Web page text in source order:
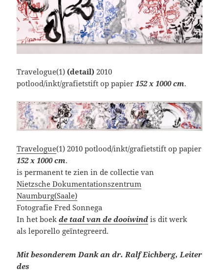
Travelogue(1) (detail) 2010
potlood/inkt/grafietstift op papier152 x 1000 cm.
Travelogue(1) 2010 potlood/inkt/grafietstift op papier
152 x 1000 cm.
is permanent te zien in de collectie van
Nietzsche Dokumentationszentrum
Naumburg(Saale)
Fotografie Fred Sonnega
In het boekde taal van de dooiwind is dit werk
als leporello geïntegreerd.
Mit besonderem Dank an dr. Ralf Eichberg, Leiter
des